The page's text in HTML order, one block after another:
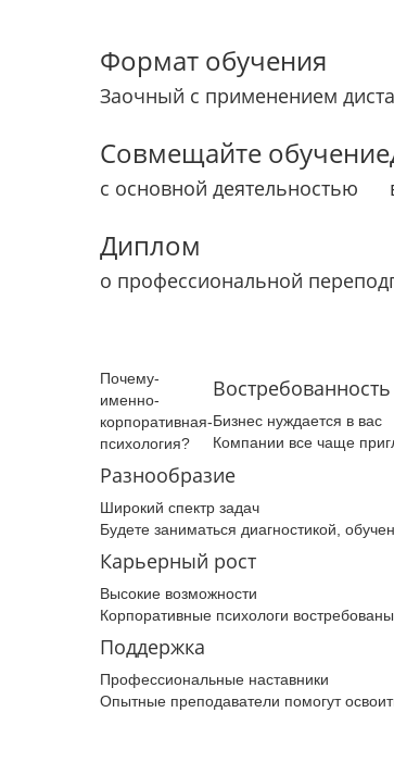
Формат обучения
Заочный с применением
Совмещайте обучение
с основной деятельностью
Диплом
о профессиональной
Почему­
именно­
корпоративная­
психология­?
Востребованность
Бизнес нуждается в вас
Компании все чаще
Разнообразие
Широкий спектр задач
Будете заниматься диагностикой,
Карьерный рост
Высокие возможности
Корпоративные психологи
Поддержка
Профессиональные наставники
Опытные преподаватели помогут